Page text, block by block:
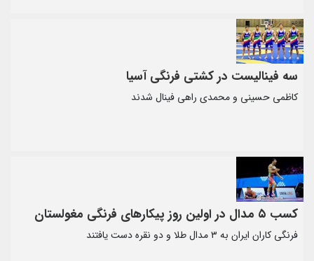
سه فینالیست در کشتی فرنگی آسیا
کاظمی حسینی و محمدی راهی فینال شدند
کسب ۵ مدال در اولین روز پیکارهای فرنگی مغولستان
فرنگی کاران ایران به ۳ مدال طلا و دو نقره دست یافتند